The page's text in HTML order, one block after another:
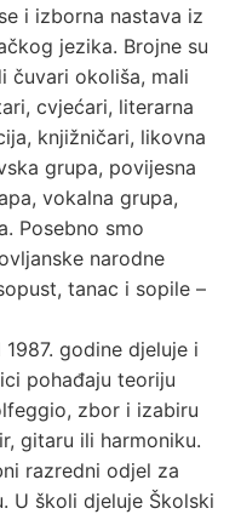
i izborna nastava iz
jezika. Brojne su
čuvari okoliša, mali
cvjećari, literarna
knjižničari, likovna
grupa, povijesna
vokalna grupa,
Posebno smo
narodne
tanac i sopile –
godine djeluje i
pohađaju teoriju
zbor i izabiru
gitaru ili harmoniku.
razredni odjel za
U školi djeluje Školski